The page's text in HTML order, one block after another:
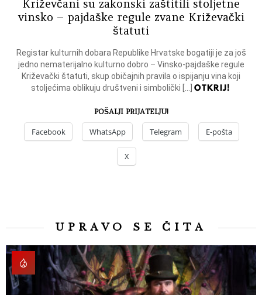
Križevčani su zakonski zaštitili stoljetne
vinsko – pajdaške regule zvane Križevački
štatuti
Registar kulturnih dobara Republike Hrvatske bogatiji je za još
jedno nematerijalno kulturno dobro – Vinsko-pajdaške regule
Križevački štatuti, skup običajnih pravila o ispijanju vina koji
stoljećima oblikuju društveni i simbolički […]OTKRIJ!
POŠALJI PRIJATELJU!
Facebook WhatsApp Telegram E-pošta
X
UPRAVO SE ČITA